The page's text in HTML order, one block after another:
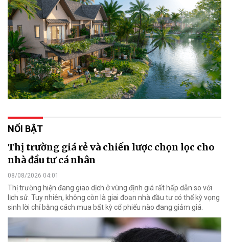
NỔI BẬT
Thị trường giá rẻ và chiến lược chọn lọc cho
nhà đầu tư cá nhân
08/08/2026 04:01
Thị trường hiện đang giao dịch ở vùng định giá rất hấp dẫn so với
lịch sử. Tuy nhiên, không còn là giai đoạn nhà đầu tư có thể kỳ vọng
sinh lời chỉ bằng cách mua bất kỳ cổ phiếu nào đang giảm giá.